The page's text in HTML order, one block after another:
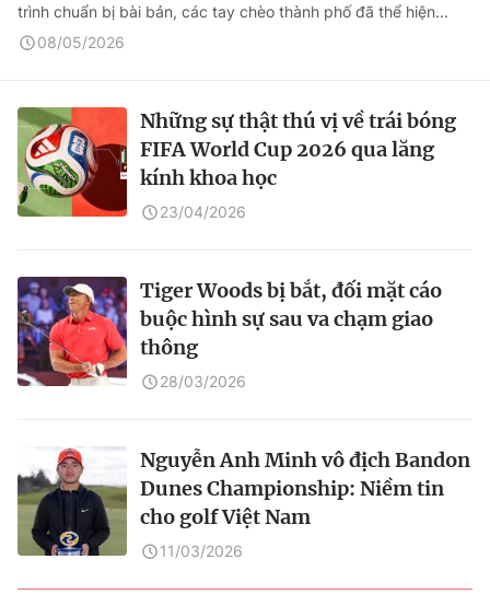
trình chuẩn bị bài bản, các tay chèo thành phố đã thể hiện...
08/05/2026
Những sự thật thú vị về trái bóng
FIFA World Cup 2026 qua lăng
kính khoa học
23/04/2026
Tiger Woods bị bắt, đối mặt cáo
buộc hình sự sau va chạm giao
thông
28/03/2026
Nguyễn Anh Minh vô địch Bandon
Dunes Championship: Niềm tin
cho golf Việt Nam
11/03/2026